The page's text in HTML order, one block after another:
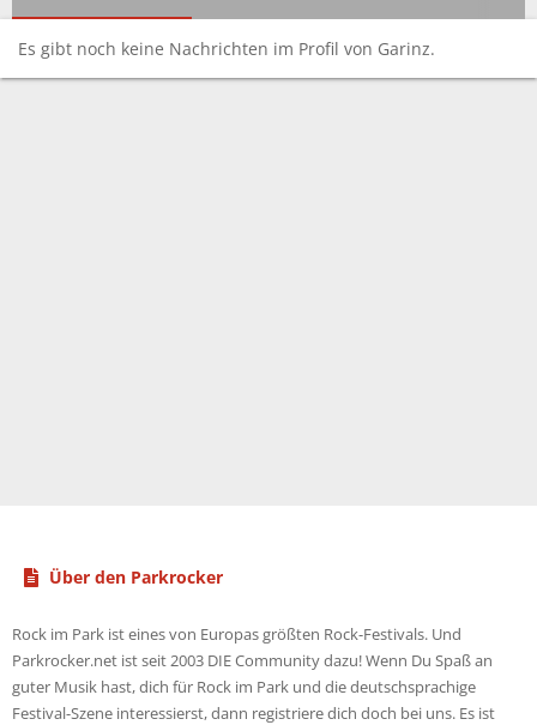
Es gibt noch keine Nachrichten im Profil von Garinz.
Über den Parkrocker
Rock im Park ist eines von Europas größten Rock-Festivals. Und
Parkrocker.net ist seit 2003 DIE Community dazu! Wenn Du Spaß an
guter Musik hast, dich für Rock im Park und die deutschsprachige
Festival-Szene interessierst, dann registriere dich doch bei uns. Es ist